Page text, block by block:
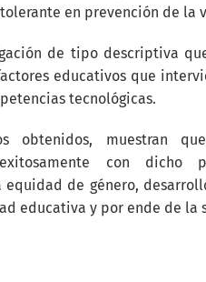
en prevención de la
de tipo descriptiva
educativos que
tecnológicas.
obtenidos, muestran
con dicho
equidad de género,
educativa y por ende de la